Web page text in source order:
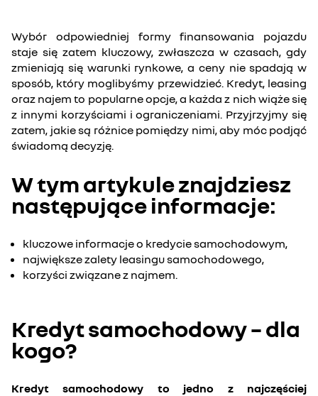
Wybór odpowiedniej formy finansowania pojazdu
staje się zatem kluczowy, zwłaszcza w czasach, gdy
zmieniają się warunki rynkowe, a ceny nie spadają w
sposób, który moglibyśmy przewidzieć. Kredyt, leasing
oraz najem to popularne opcje, a każda z nich wiąże się
z innymi korzyściami i ograniczeniami. Przyjrzyjmy się
zatem, jakie są różnice pomiędzy nimi, aby móc podjąć
świadomą decyzję.
W tym artykule znajdziesz
następujące informacje:
kluczowe informacje o kredycie samochodowym,
największe zalety leasingu samochodowego,
korzyści związane z najmem.
Kredyt samochodowy – dla
kogo?
Kredyt samochodowy to jedno z najczęściej